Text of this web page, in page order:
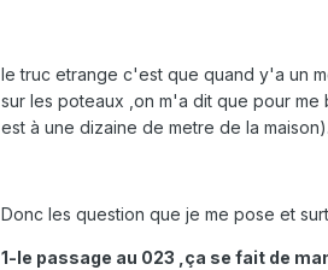
le truc etrange c'est que quand y'a un
sur les poteaux ,on m'a dit que pour
est à une dizaine de metre de la maison).
Donc les question que je me pose et
1-le passage au 023 ,ça se fait de